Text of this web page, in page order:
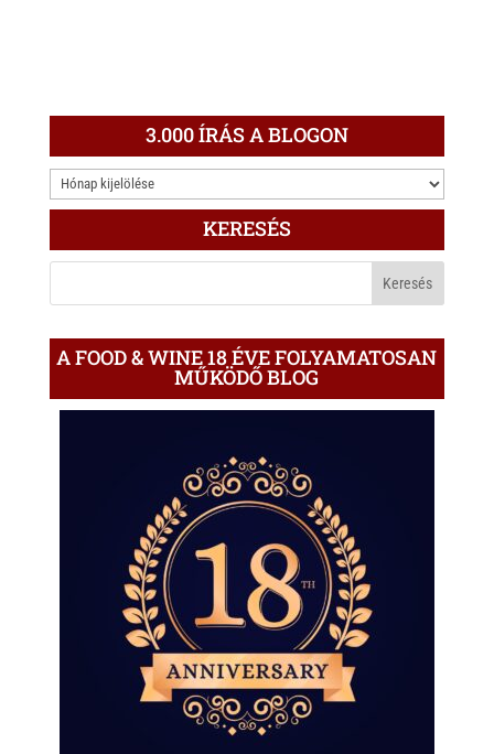
3.000 ÍRÁS A BLOGON
3.000
ÍRÁS
BLOGON
KERESÉS
A FOOD & WINE 18 ÉVE FOLYAMATOSAN
MŰKÖDŐ BLOG